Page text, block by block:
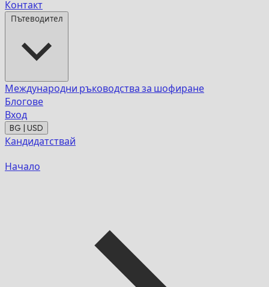
Контакт
Пътеводител
Международни ръководства за шофиране
Блогове
Вход
BG | USD
Кандидатствай
Начало